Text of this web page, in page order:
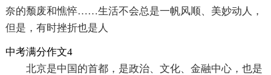
奈的颓废和憔悴……生活不会总是一帆风顺、美妙动人，
但是，有时挫折也是人
中考满分作文4
北京是中国的首都，是政治、文化、金融中心，也是